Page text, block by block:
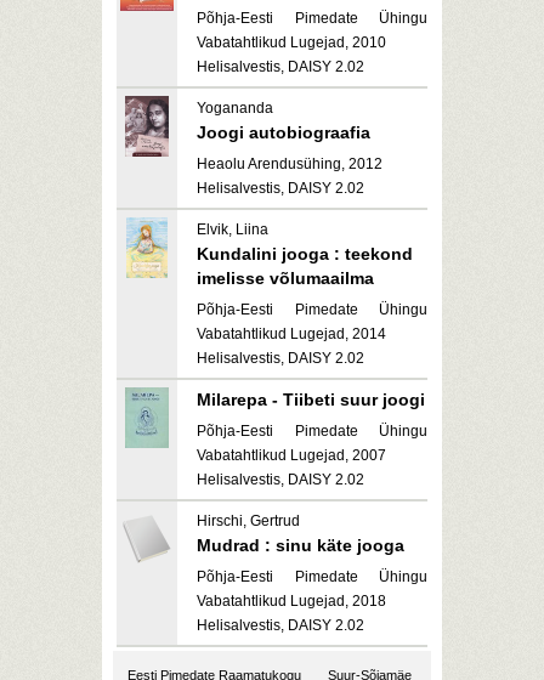
Põhja-Eesti Pimedate Ühingu
Vabatahtlikud Lugejad, 2010
Helisalvestis, DAISY 2.02
Yogananda
Joogi autobiograafia
Heaolu Arendusühing, 2012
Helisalvestis, DAISY 2.02
Elvik, Liina
Kundalini jooga : teekond
imelisse võlumaailma
Põhja-Eesti Pimedate Ühingu
Vabatahtlikud Lugejad, 2014
Helisalvestis, DAISY 2.02
Milarepa - Tiibeti suur joogi
Põhja-Eesti Pimedate Ühingu
Vabatahtlikud Lugejad, 2007
Helisalvestis, DAISY 2.02
Hirschi, Gertrud
Mudrad : sinu käte jooga
Põhja-Eesti Pimedate Ühingu
Vabatahtlikud Lugejad, 2018
Helisalvestis, DAISY 2.02
Eesti Pimedate Raamatukogu Suur-Sõjamäe